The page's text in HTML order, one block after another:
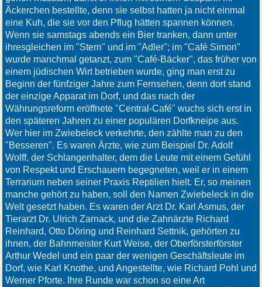
Äckerchen bestellte, denn sie selbst hatten ja nicht einmal
eine Kuh, die sie vor den Pflug hätten spannen können.
Wenn sie samstags abends ein Bier tranken, dann unter
ihresgleichen im "Stern" und im "Adler"; im "Café Simon"
wurde manchmal getanzt, zum "Café-Bäcker", das früher von
einem jüdischen Wirt betrieben wurde, ging man erst zu
Beginn der fünfziger Jahre zum Fernsehen, denn dort stand
der einzige Apparat im Dorf, und das nach der
Währungsreform eröffnete "Central-Café" wuchs sich erst in
den späteren Jahren zu einer populären Dorfkneipe aus.
Wer hier im Zwiebeleck verkehrte, den zählte man zu den
"Besseren". Es waren Ärzte, wie zum Beispiel Dr. Adolf
Wolff, der Schlangenhalter, dem die Leute mit einem Gefühl
von Respekt und Erschauern begegneten, weil er in einem
Terrarium neben seiner Praxis Reptilien hielt. Er, so meinen
manche gehört zu haben, soll den Namen Zwiebeleck in die
Welt gesetzt haben. Es waren der Arzt Dr. Karl Asmus, der
Tierarzt Dr. Ulrich Zarnack, und die Zahnärzte Richard
Reinhard, Otto Döring und Reinhard Settnik, gehörten zu
ihnen, der Bahnmeister Kurt Weise, der Oberförsterförster
Arthur Wedel und ein paar der wenigen Geschäftsleute im
Dorf, wie Karl Knothe, und Angestellte, wie Richard Pohl und
Werner Pforte. Ihre Runde war schon so eine Art